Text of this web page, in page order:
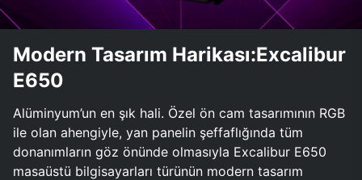
Modern Tasarım Harikası:Excalibur
E650
Alüminyum’un en şık hali. Özel ön cam tasarımının RGB
ile olan ahengiyle, yan panelin şeffaflığında tüm
donanımların göz önünde olmasıyla Excalibur E650
masaüstü bilgisayarları türünün modern tasarım